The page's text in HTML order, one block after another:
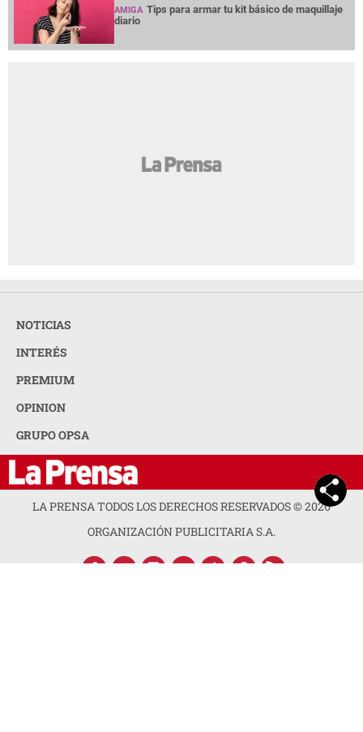
AMIGA Tips para armar tu kit básico de maquillaje
diario
NOTICIAS
INTERÉS
PREMIUM
OPINION
GRUPO OPSA
LA PRENSA TODOS LOS DERECHOS RESERVADOS ©2026
ORGANIZACIÓN PUBLICITARIA S.A.